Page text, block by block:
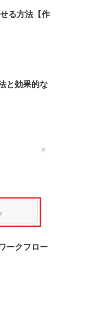
る方法【作
と効果的な
ークフロー